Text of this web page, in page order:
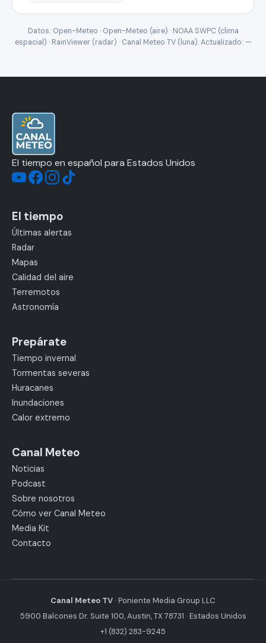
Datos: Open-Meteo · Open-Meteo (aire) · NOAA SWPC (clima
espacial) · RainViewer (radar) · Canal Meteo TV (luna). Actualizado: —
El tiempo en español para Estados Unidos
El tiempo
Últimas alertas
Radar
Mapas
Calidad del aire
Terremotos
Astronomía
Prepárate
Tiempo invernal
Tormentas severas
Huracanes
Inundaciones
Calor extremo
Canal Meteo
Noticias
Podcast
Sobre nosotros
Cómo ver Canal Meteo
Media Kit
Contacto
Canal Meteo TV · Poniente Media Group LLC
5900 Balcones Dr. Suite 100, Austin, TX 78731 · Estados Unidos
+1 (832) 283-9245